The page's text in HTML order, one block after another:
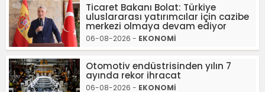
Ticaret Bakanı Bolat: Türkiye
uluslararası yatırımcılar için cazibe
merkezi olmaya devam ediyor
06-08-2026 - EKONOMİ
Otomotiv endüstrisinden yılın 7
ayında rekor ihracat
06-08-2026 - EKONOMİ